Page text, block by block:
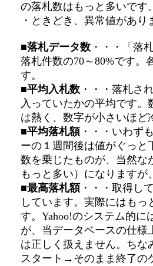
の落札数はもっと多いです
・ときどき、異常値があ
■落札データ数 ・・・「落
落札件数の70～80%です。
す。
■平均入札数 ・・・落札さ
入っていたかの平均です
は熱く、数字が小さいほど
■平均落札額 ・・・いわず
ーの１週間後は値がぐっと
数を乗じたものが、当然な
もっと多い）になります
■最高落札額 ・・・取得し
しています。実際にはも
す。Yahoo!のシステム的に
が、当データベースの仕様
は正しく扱えません。ちな
スタート→そのまま終了の